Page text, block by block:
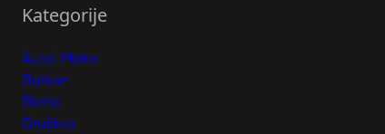
Kategorije
Auto-Moto
Balkan
Biznis
Društvo